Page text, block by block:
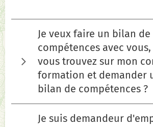
Je veux faire un bilan de
compétences avec
vous trouvez sur mon
formation et demander
bilan de compétences ?
: https://
Je suis demandeur